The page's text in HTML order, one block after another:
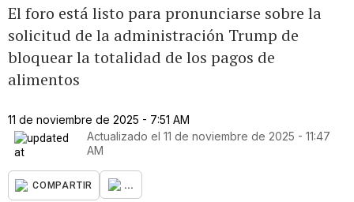
El foro está listo para pronunciarse sobre la
solicitud de la administración Trump de
bloquear la totalidad de los pagos de
alimentos
11 de noviembre de 2025 - 7:51 AM
Actualizado el 11 de noviembre de 2025 - 11:47
AM
COMPARTIR ...